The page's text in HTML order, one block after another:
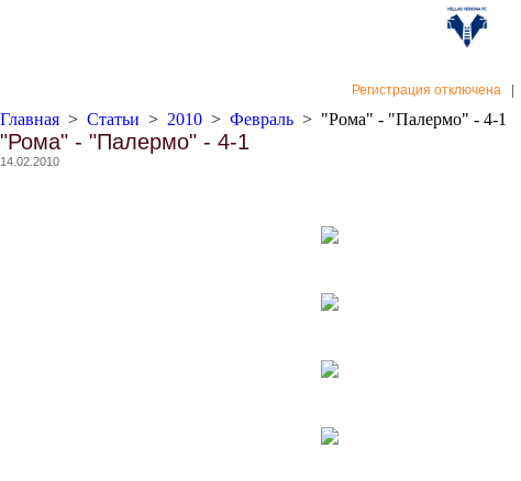
Регистрация отключена
Главная > Статьи > 2010 > Февраль > "Рома" - "Палермо" - 4-1
"Рома" - "Палермо" - 4-1
14.02.2010